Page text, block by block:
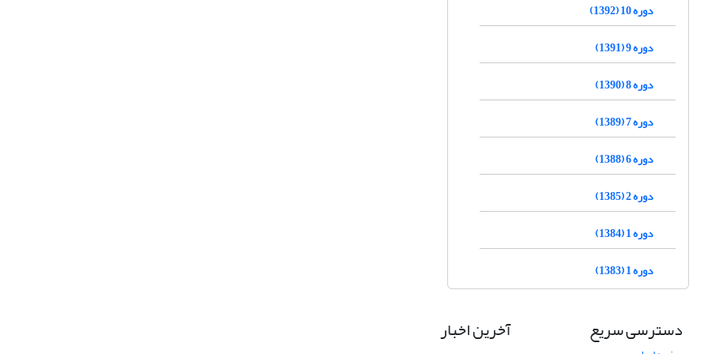
دوره 10 (1392)
دوره 9 (1391)
دوره 8 (1390)
دوره 7 (1389)
دوره 6 (1388)
دوره 2 (1385)
دوره 1 (1384)
دوره 1 (1383)
دسترسی سریع آخرین اخبار